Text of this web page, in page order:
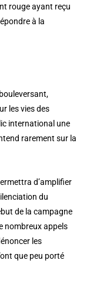
rouge ayant reçu
à la
les vies des
international une
rarement sur la
d’amplifier
du
de la campagne
nombreux appels
les
que peu porté